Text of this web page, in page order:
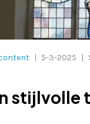
| 5-3-2025 |